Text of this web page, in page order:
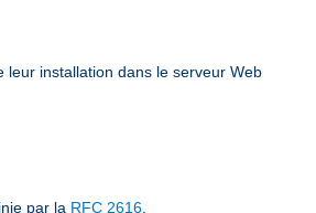
leur installation dans le serveur Web
par la RFC 2616